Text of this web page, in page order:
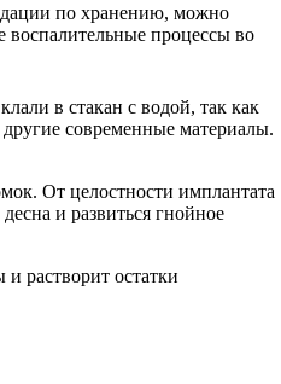
по хранению, можно
воспалительные процессы во
в стакан с водой, так как
современные материалы.
От целостности имплантата
и развиться гнойное
растворит остатки